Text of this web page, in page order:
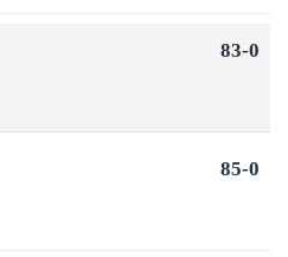
83-0
85-0